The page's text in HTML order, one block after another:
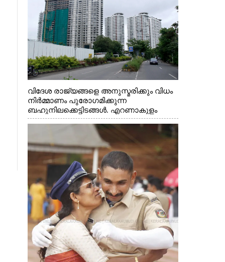
വിദേശ രാജ്യങ്ങളെ അനുസ്മരിക്കും വിധം
നിർമ്മാണം പുരോഗമിക്കുന്ന
ബഹുനിലക്കെട്ടിടങ്ങൾ. എറണാകുളം
ചാത്യാത്ത് റോഡിൽ നിന്നുള്ള കാഴ്ച